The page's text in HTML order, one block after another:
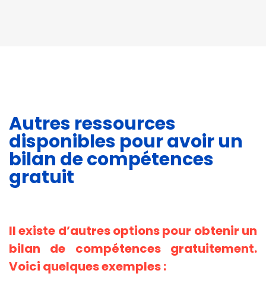
Autres ressources
disponibles pour avoir un
bilan de compétences
gratuit
Il existe d’autres options pour obtenir un
bilan de compétences gratuitement.
Voici quelques exemples :